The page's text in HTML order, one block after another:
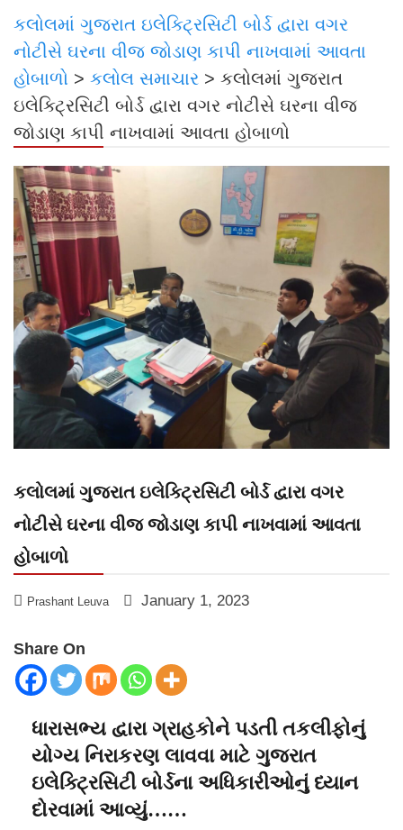
કલોલમાં ગુજરાત ઇલેક્ટ્રિસિટી બોર્ડ દ્વારા વગર
નોટીસે ઘરના વીજ જોડાણ કાપી નાખવામાં આવતા
હોબાળો > કલોલ સમાચાર > કલોલમાં ગુજરાત
ઇલેક્ટ્રિસિટી બોર્ડ દ્વારા વગર નોટીસે ઘરના વીજ
જોડાણ કાપી નાખવામાં આવતા હોબાળો
કલોલમાં ગુજરાત ઇલેક્ટ્રિસિટી બોર્ડ દ્વારા વગર
નોટીસે ઘરના વીજ જોડાણ કાપી નાખવામાં આવતા
હોબાળો
Prashant Leuva January 1, 2023
Share On
ધારાસભ્ય દ્વારા ગ્રાહકોને પડતી તકલીફોનું
યોગ્ય નિરાકરણ લાવવા માટે ગુજરાત
ઇલેક્ટ્રિસિટી બોર્ડના અધિકારીઓનું ધ્યાન
દોરવામાં આવ્યું……